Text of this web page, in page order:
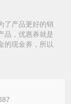
产品更好的销
品，优惠券就是
的现金券，所以